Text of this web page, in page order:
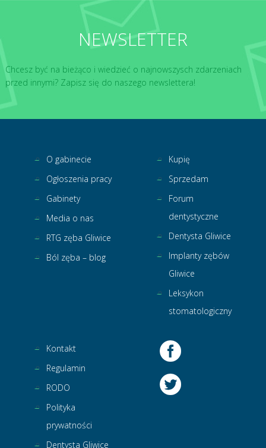
NEWSLETTER
Chcesz być na bieżąco i wiedzieć o najnowszysch zdarzeniach
przed innymi? Zapisz się do naszego newslettera!
O gabinecie
Ogłoszenia pracy
Gabinety
Media o nas
RTG zęba Gliwice
Ból zęba – blog
Kupię
Sprzedam
Forum
dentystyczne
Dentysta Gliwice
Implanty zębów
Gliwice
Leksykon
stomatologiczny
Kontakt
Regulamin
RODO
Polityka
prywatności
Dentysta Gliwice